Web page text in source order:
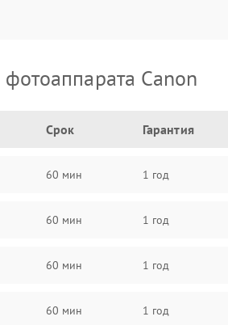
Canon
Срок Гарантия
60 мин 1 год
60 мин 1 год
60 мин 1 год
60 мин 1 год